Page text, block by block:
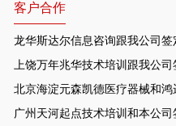
客户合作
龙华斯达尔信息咨询跟我公司签
上饶万年兆华技术培训跟我公
北京海淀元森凯德医疗器械和鸿
广州天河起点技术培训和本公